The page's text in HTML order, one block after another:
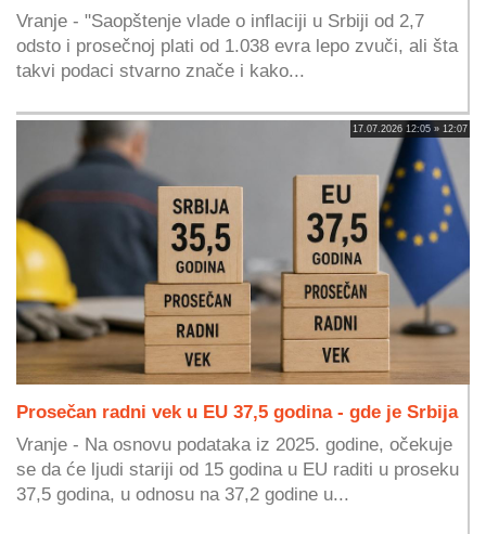
Vranje - "Saopštenje vlade o inflaciji u Srbiji od 2,7
odsto i prosečnoj plati od 1.038 evra lepo zvuči, ali šta
takvi podaci stvarno znače i kako...
17.07.2026 12:05 » 12:07
Prosečan radni vek u EU 37,5 godina - gde je Srbija
Vranje - Na osnovu podataka iz 2025. godine, očekuje
se da će ljudi stariji od 15 godina u EU raditi u proseku
37,5 godina, u odnosu na 37,2 godine u...